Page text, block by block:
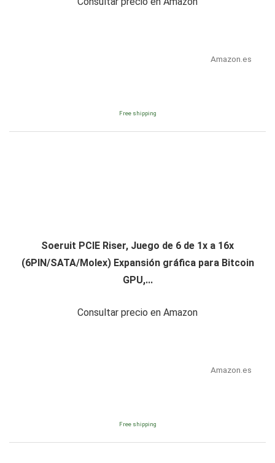
Amazon.es
Free shipping
Soeruit PCIE Riser, Juego de 6 de 1x a 16x
(6PIN/SATA/Molex) Expansión gráfica para Bitcoin
GPU,...
Consultar precio en Amazon
Amazon.es
Free shipping